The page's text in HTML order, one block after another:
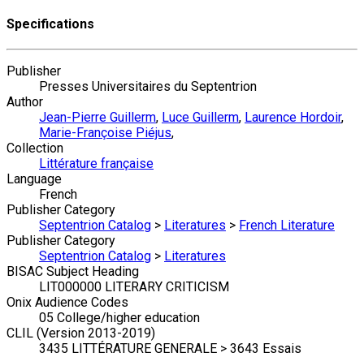
Specifications
Publisher
Presses Universitaires du Septentrion
Author
Jean-Pierre Guillerm, Luce Guillerm, Laurence Hordoir,
Marie-Françoise Piéjus,
Collection
Littérature française
Language
French
Publisher Category
Septentrion Catalog > Literatures > French Literature
Publisher Category
Septentrion Catalog > Literatures
BISAC Subject Heading
LIT000000 LITERARY CRITICISM
Onix Audience Codes
05 College/higher education
CLIL (Version 2013-2019)
3435 LITTÉRATURE GENERALE > 3643 Essais